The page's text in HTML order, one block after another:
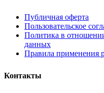
Публичная оферта
Пользовательское
Политика в
данных
Правила применения
Контакты